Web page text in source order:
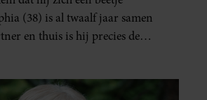
(38) is al twaalf jaar samen
en thuis is hij precies de
zodra ze samen onder de